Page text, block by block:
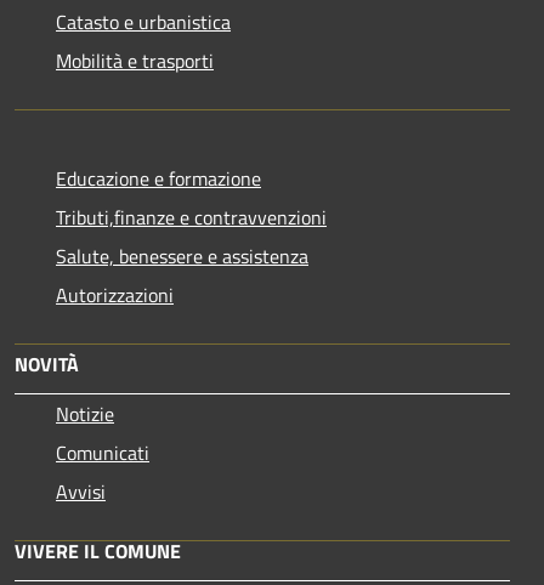
Catasto e urbanistica
Mobilità e trasporti
Educazione e formazione
Tributi,finanze e contravvenzioni
Salute, benessere e assistenza
Autorizzazioni
NOVITÀ
Notizie
Comunicati
Avvisi
VIVERE IL COMUNE